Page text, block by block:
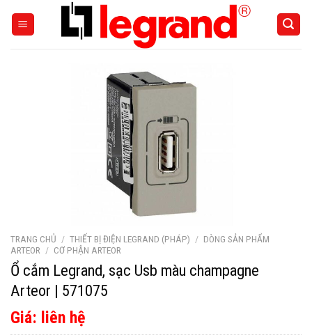
TRANG CHỦ / THIẾT BỊ ĐIỆN LEGRAND (PHÁP) / DÒNG SẢN PHẨM
ARTEOR / CƠ PHẬN ARTEOR
Ổ cắm Legrand, sạc Usb màu champagne
Arteor | 571075
Giá: liên hệ